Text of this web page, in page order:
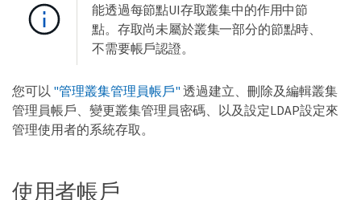
能透過每節點UI存取叢集中的作用中節
點。存取尚未屬於叢集一部分的節點時、
不需要帳戶認證。
您可以 "管理叢集管理員帳戶" 透過建立、刪除及編輯叢集
管理員帳戶、變更叢集管理員密碼、以及設定LDAP設定來
管理使用者的系統存取。
使用者帳戶